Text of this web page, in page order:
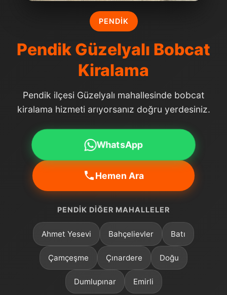
PENDIK
Pendik Güzelyalı Bobcat
Kiralama
Pendik ilçesi Güzelyalı mahallesinde bobcat
kiralama hizmeti arıyorsanız doğru yerdesiniz.
WhatsApp
Hemen Ara
PENDIK DIĞER MAHALLELER
Ahmet Yesevi Bahçelievler Batı
Çamçeşme Çınardere Doğu
Dumlupınar Emirli